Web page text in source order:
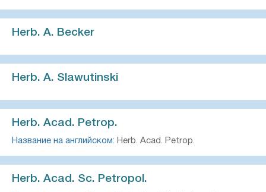
Herb. A. Becker
Herb. A. Slawutinski
Herb. Acad. Petrop.
Название на английском: Herb. Acad. Petrop.
Herb. Acad. Sc. Petropol.